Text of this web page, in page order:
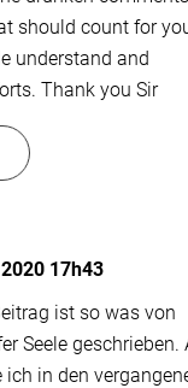
should count for
understand and
Thank you Sir
17h43
ist so was von
Seele geschrieben.
ich in den